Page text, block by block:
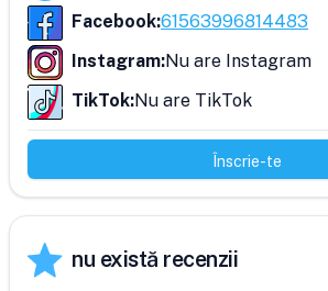
Facebook:61563996814483
Instagram:Nu are Instagram
TikTok:Nu are TikTok
Înscrie-te
nu există recenzii